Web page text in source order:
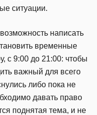
ситуации.
написать
временные
с 9:00 до 21:00: чтобы
важный для всего
либо пока не
давать право
поднятая тема, и не